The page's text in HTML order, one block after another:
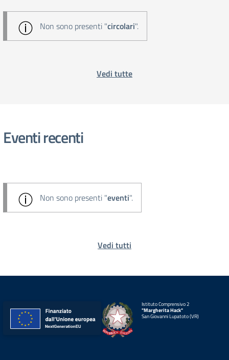
Non sono presenti "circolari".
Vedi tutte
Eventi recenti
Non sono presenti "eventi".
Vedi tutti
Istituto Comprensivo 2
"Margherita Hack"
San Giovanni Lupatoto (VR)